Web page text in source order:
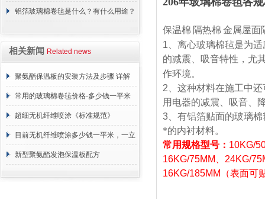
铝箔玻璃棉卷毡是什么？有什么用途？
相关新闻 Related news
聚氨酯保温板的安装方法及步骤 详解
常用的玻璃棉卷毡价格-多少钱一平米
超细无机纤维喷涂《标准规范》
目前无机纤维喷涂多少钱一平米，一立
方 价格计算
新型聚氨酯发泡保温板配方
保温棉 隔热棉 金属屋面
1 、离心玻璃棉毡是为
的减震、吸音特性，尤
作环境。
2 、这种材料在施工中
用电器的减震、吸音、
3 、有铝箔贴面的玻璃
*的内衬材料。
常用规格型号： 10KG/
16KG/75MM 24KG/
16KG/185MM （表面可